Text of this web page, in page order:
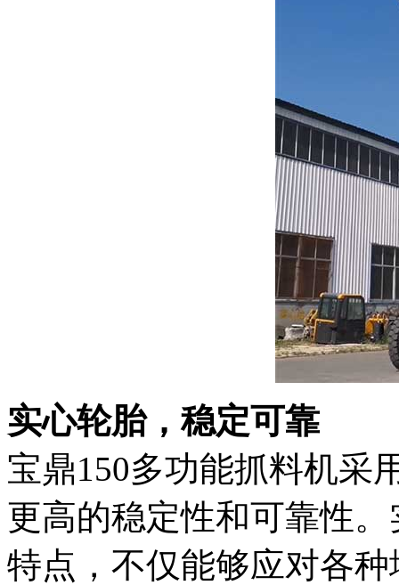
实心轮胎，稳定可靠
宝鼎150多功能抓料机采
更高的稳定性和可靠性
特点，不仅能够应对各